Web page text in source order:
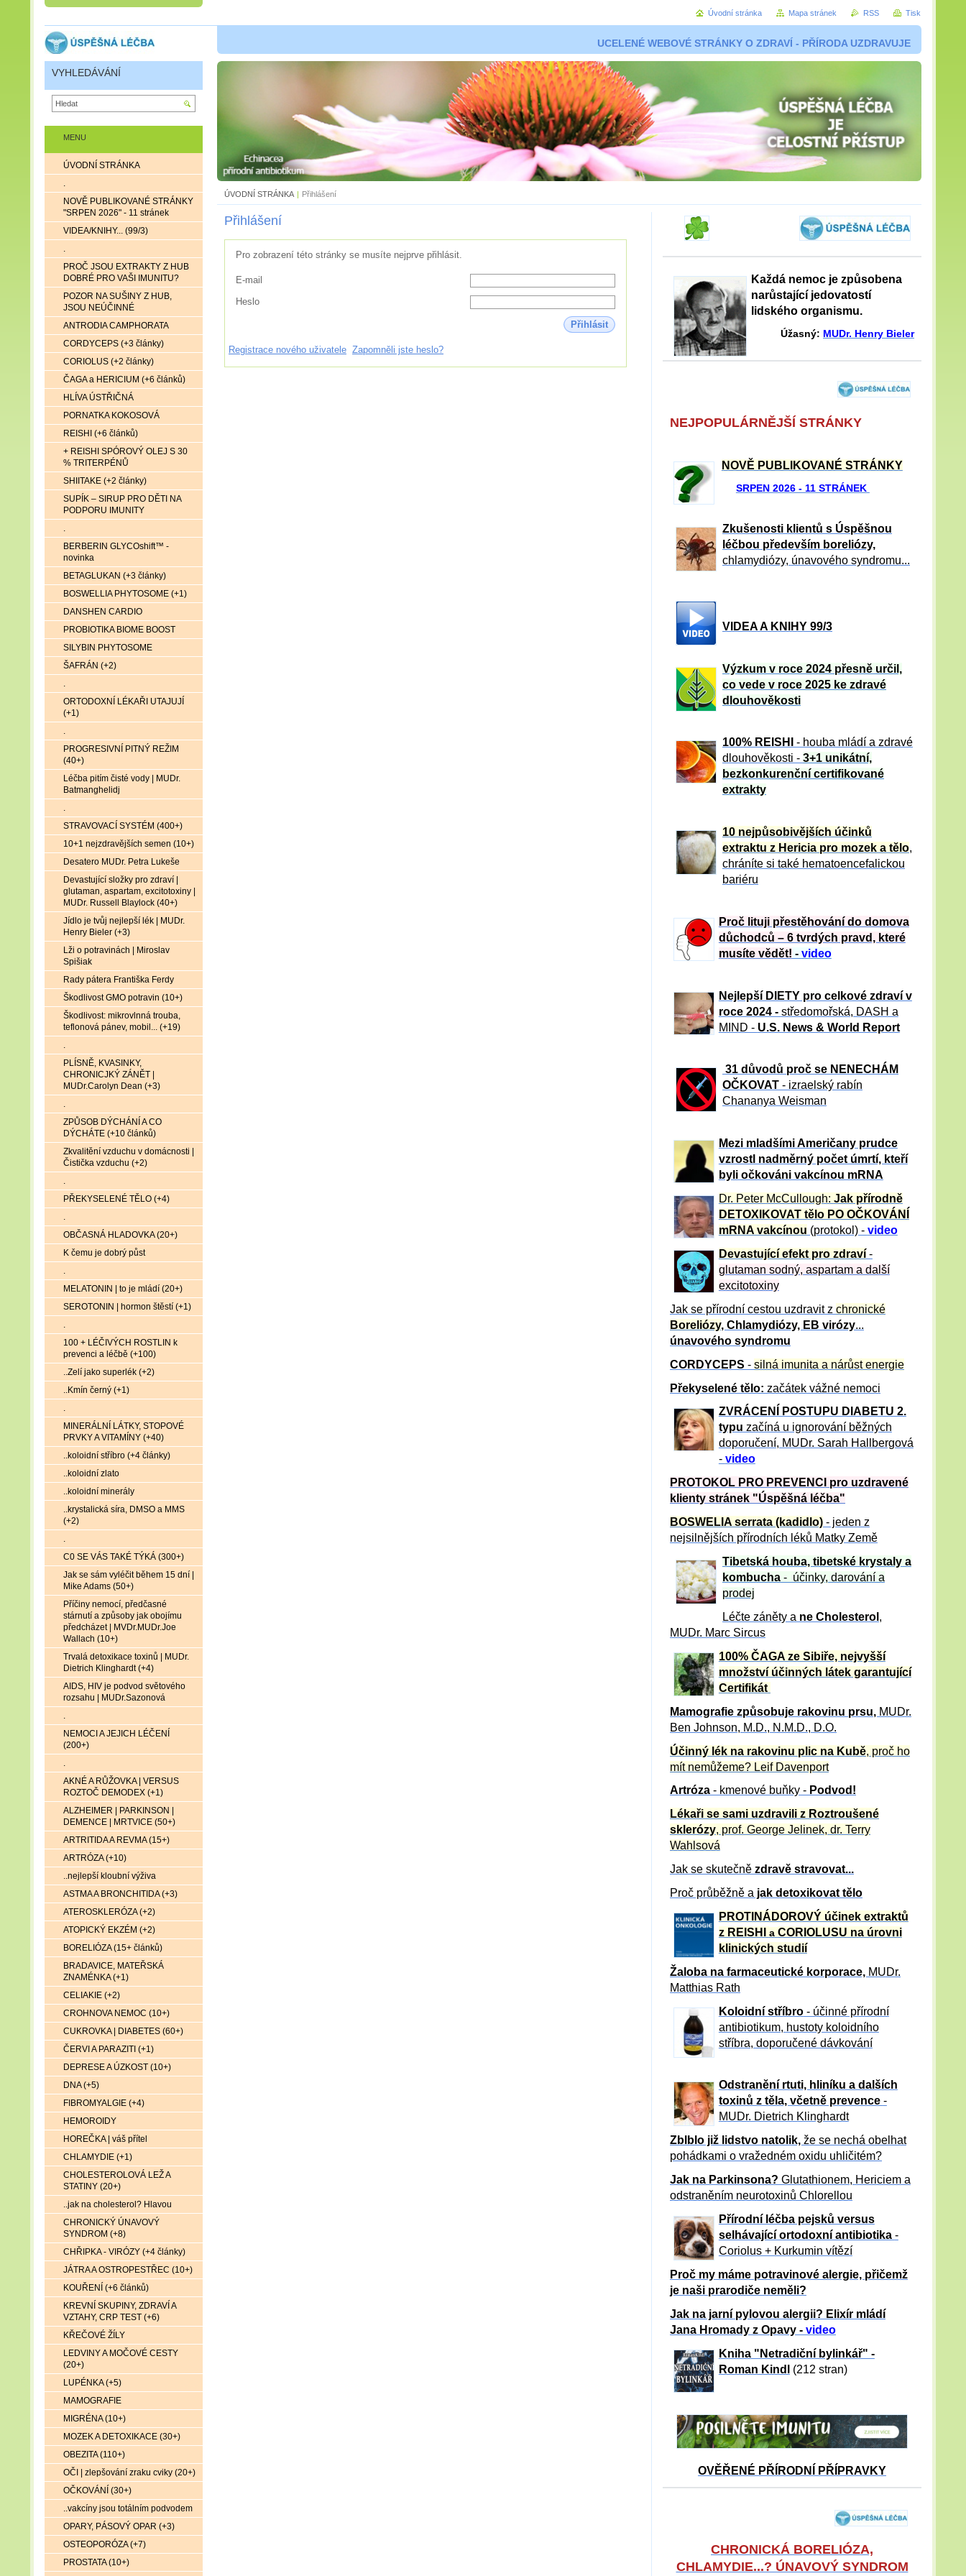
UCELENÉ WEBOVÉ STRÁNKY O ZDRAVÍ - PŘÍRODA UZDRAVUJE
ÚVODNÍ STRÁNKA | Přihlášení
Přihlášení
Pro zobrazení této stránky se musíte nejprve přihlásit.
E-mail
Heslo
Přihlásit
Registrace nového uživatele Zapomněli jste heslo?
Každá nemoc je způsobena
narůstající jedovatostí
lidského organismu.
Úžasný: MUDr. Henry Bieler
NEJPOPULÁRNĚJŠÍ STRÁNKY
NOVĚ PUBLIKOVANÉ STRÁNKY
SRPEN 2026 - 11 STRÁNEK
Zkušenosti klientů s Úspěšnou
léčbou především boreliózy,
chlamydiózy, únavového syndromu...
VIDEA A KNIHY 99/3
Výzkum v roce 2024 přesně určil,
co vede v roce 2025 ke zdravé
dlouhověkosti
100% REISHI
- houba mládí a zdravé
dlouhověkosti - 3+1 unikátní,
bezkonkurenční certifikované
extrakty
10 nejpůsobivějších účinků
extraktu z Hericia pro mozek a tělo,
chráníte si také hematoencefalickou
bariéru
Proč lituji přestěhování do domova
důchodců – 6 tvrdých pravd, které
musíte vědět! - video
Nejlepší DIETY pro celkové zdraví v
roce 2024 - středomořská, DASH a
MIND - U.S. News & World Report
31 důvod ů proč se NENECHÁM
OČKOVAT - izraelský rabín
Chananya Weisman
Mezi mladšími Američany prudce
vzrostl nadměrný počet úmrtí, kteří
byli očkováni vakcínou mRNA
Dr. Peter McCullough: Jak přírodně
DETOXIKOVAT tělo PO OČKOVÁNÍ
mRNA vakcínou (protokol) - video
Devastující efekt pro zdraví-
glutaman sodný, aspartam a další
excitotoxiny
Jak se přírodní cestou uzdravit z chronické
Boreliózy, Chlamydiózy, EB virózy...
únavového syndromu
CORDYCEPS - silná imunita a nárůst energie
Překyselené tělo: začátek vážné nemoci
ZVRÁCE NÍ POSTUPU DIABETU 2.
typu začíná u ignorování běžných
doporučení, MUDr. Sarah Hallbergová
- video
PROTOKOL PRO PREVENCI pro uzdravené
klienty stránek "Úspěšná léčba"
BOSWELIA serrata (kadidlo) - jeden z
nejsilnějších přírodních léků Matky Země
Tibetská houba, tibetské krystaly a
kombucha - účinky, darování a
prodej
Léčte záněty a ne Cholesterol ,
MUDr. Marc Sircus
100% ČAGA ze Sibiře, nejvyšší
množství účinných látek garantující
Certifikát
Mamografie způsobuje rakovinu prsu, MUDr.
Ben Johnson, M.D., N.M.D., D.O.
Účinný lék na rakovinu plic na Kubě, proč ho
mít nemůžeme? Leif Davenport
Artróza - kmenové buňky - Podvod!
Lékaři se sami uzdravili z Roztroušené
sklerózy, prof. George Jelinek, dr. Terry
Wahlsová
Jak se skutečně zdravě stravovat...
Proč průběžně a jak detoxikovat tělo
PROTINÁDOROVÝ účinek extraktů
z REISHI a CORIOLUSU na úrovni
klinických studií
Žaloba na farmaceutické korporace, MUDr.
Matthias Rath
Koloidní stříbro- účinné přírodní
antibiotikum, hustoty koloidního
stříbra, doporučené dávkování
Odstranění rtuti, hliníku a dalších
toxinů z těla, včetně prevence -
MUDr. Dietrich Klinghardt
Zblblo již lidstvo natolik, že se nechá obelhat
pohádkami o vražedném oxidu uhličitém?
Jak na Parkinsona? Glutathionem, Hericiem a
odstraněním neurotoxinů Chlorellou
Přírodní léčba pejsků versus
selhávající ortodoxní antibiotika -
Coriolus + Kurkumin vítězí
Proč my máme potravinové alergie, přičemž
je naši prarodiče neměli?
Jak na jarní pylovou alergii? Elixír mládí
Jana Hromady z Opavy - video
Kniha "Netradiční bylinkář" -
Roman Kindl
(212 stran)
OVĚŘENÉ PŘÍRODNÍ PŘÍPRAVKY
CHRONICKÁ BORELIÓZA,
CHLAMYDIE...? ÚNAVOVÝ SYNDROM
MENU
ÚVODNÍ STRÁNKA
.
NOVĚ PUBLIKOVANÉ STRÁNKY
"SRPEN 2026" - 11 stránek
VIDEA/KNIHY... (99/3)
.
PROČ JSOU EXTRAKTY Z HUB
DOBRÉ PRO VAŠI IMUNITU?
POZOR NA SUŠINY Z HUB,
JSOU NEÚČINNÉ
ANTRODIA CAMPHORATA
CORDYCEPS (+3 články)
CORIOLUS (+2 články)
ČAGA a HERICIUM (+6 článků)
HLÍVA ÚSTŘIČNÁ
PORNATKA KOKOSOVÁ
REISHI (+6 článků)
+ REISHI SPÓROVÝ OLEJ S 30
% TRITERPÉNŮ
SHIITAKE (+2 články)
SUPÍK – SIRUP PRO DĚTI NA
PODPORU IMUNITY
.
BERBERIN GLYCOshift™ -
novinka
BETAGLUKAN (+3 články)
BOSWELLIA PHYTOSOME (+1)
DANSHEN CARDIO
PROBIOTIKA BIOME BOOST
SILYBIN PHYTOSOME
ŠAFRÁN (+2)
.
ORTODOXNÍ LÉKAŘI UTAJUJÍ
(+1)
.
PROGRESIVNÍ PITNÝ REŽIM
(40+)
Léčba pitím čisté vody | MUDr.
Batmanghelidj
.
STRAVOVACÍ SYSTÉM (400+)
10+1 nejzdravějších semen (10+)
Desatero MUDr. Petra Lukeše
Devastující složky pro zdraví |
glutaman, aspartam, excitotoxiny |
MUDr. Russell Blaylock (40+)
Jídlo je tvůj nejlepší lék | MUDr.
Henry Bieler (+3)
Lži o potravinách | Miroslav
Spišiak
Rady pátera Františka Ferdy
Škodlivost GMO potravin (10+)
Škodlivost: mikrovlnná trouba,
teflonová pánev, mobil... (+19)
.
PLÍSNĚ, KVASINKY,
CHRONICJKÝ ZÁNĚT |
MUDr.Carolyn Dean (+3)
.
ZPŮSOB DÝCHÁNÍ A CO
DÝCHÁTE (+10 článků)
Zkvalitění vzduchu v domácnosti |
Čistička vzduchu (+2)
.
PŘEKYSELENÉ TĚLO (+4)
.
OBČASNÁ HLADOVKA (20+)
K čemu je dobrý půst
.
MELATONIN | to je mládí (20+)
SEROTONIN | hormon štěstí (+1)
.
100 + LÉČIVÝCH ROSTLIN k
prevenci a léčbě (+100)
..Zelí jako superlék (+2)
..Kmín černý (+1)
.
MINERÁLNÍ LÁTKY, STOPOVÉ
PRVKY A VITAMÍNY (+40)
..koloidní stříbro (+4 články)
..koloidní zlato
..koloidní minerály
..krystalická síra, DMSO a MMS
(+2)
.
C0 SE VÁS TAKÉ TÝKÁ (300+)
Jak se sám vyléčit během 15 dní |
Mike Adams (50+)
Příčiny nemocí, předčasné
stárnutí a způsoby jak obojímu
předcházet | MVDr.MUDr.Joe
Wallach (10+)
Trvalá detoxikace toxinů | MUDr.
Dietrich Klinghardt (+4)
AIDS, HIV je podvod světového
rozsahu | MUDr.Sazonová
.
NEMOCI A JEJICH LÉČENÍ
(200+)
.
AKNÉ A RŮŽOVKA | VERSUS
ROZTOČ DEMODEX (+1)
ALZHEIMER | PARKINSON |
DEMENCE | MRTVICE (50+)
ARTRITIDA A REVMA (15+)
ARTRÓZA (+10)
..nejlepší kloubní výživa
ASTMA A BRONCHITIDA (+3)
ATEROSKLERÓZA (+2)
ATOPICKÝ EKZÉM (+2)
BORELIÓZA (15+ článků)
BRADAVICE, MATEŘSKÁ
ZNAMÉNKA (+1)
CELIAKIE (+2)
CROHNOVA NEMOC (10+)
CUKROVKA | DIABETES (60+)
ČERVI A PARAZITI (+1)
DEPRESE A ÚZKOST (10+)
DNA (+5)
FIBROMYALGIE (+4)
HEMOROIDY
HOREČKA | váš přítel
CHLAMYDIE (+1)
CHOLESTEROLOVÁ LEŽ A
STATINY (20+)
..jak na cholesterol? Hlavou
CHRONICKÝ ÚNAVOVÝ
SYNDROM (+8)
CHŘIPKA - VIRÓZY (+4 články)
JÁTRA A OSTROPESTŘEC (10+)
KOUŘENÍ (+6 článků)
KREVNÍ SKUPINY, ZDRAVÍ A
VZTAHY, CRP TEST (+6)
KŘEČOVÉ ŽÍLY
LEDVINY A MOČOVÉ CESTY
(20+)
LUPÉNKA (+5)
MAMOGRAFIE
MIGRÉNA (10+)
MOZEK A DETOXIKACE (30+)
OBEZITA (110+)
OČI | zlepšování zraku cviky (20+)
OČKOVÁNÍ (30+)
..vakcíny jsou totálním podvodem
OPARY, PÁSOVÝ OPAR (+3)
OSTEOPORÓZA (+7)
PROSTATA (10+)
VYHLEDÁVÁNÍ
Úvodní stránka Mapa stránek RSS Tisk